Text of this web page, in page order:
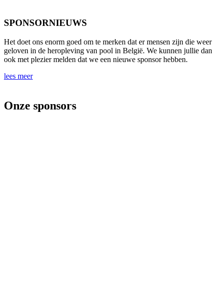
SPONSORNIEUWS
Het doet ons enorm goed om te merken dat er mensen zijn die weer
geloven in de heropleving van pool in België. We kunnen jullie dan
ook met plezier melden dat we een nieuwe sponsor hebben.
lees meer
Onze sponsors